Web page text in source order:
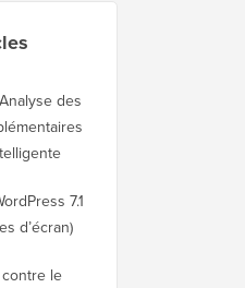
des
7.1
d’écran)
le